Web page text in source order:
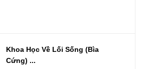
Khoa Học Về Lối Sống (Bìa
Cứng) ...